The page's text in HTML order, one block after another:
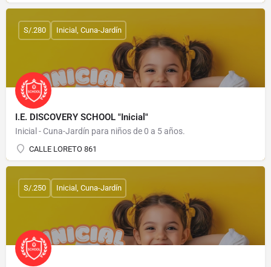
I.E. DISCOVERY SCHOOL "Inicial"
Inicial - Cuna-Jardín para niños de 0 a 5 años.
CALLE LORETO 861
S/.280 Inicial, Cuna-Jardín
S/.250 Inicial, Cuna-Jardín